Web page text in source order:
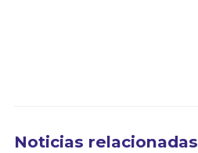
Noticias relacionadas